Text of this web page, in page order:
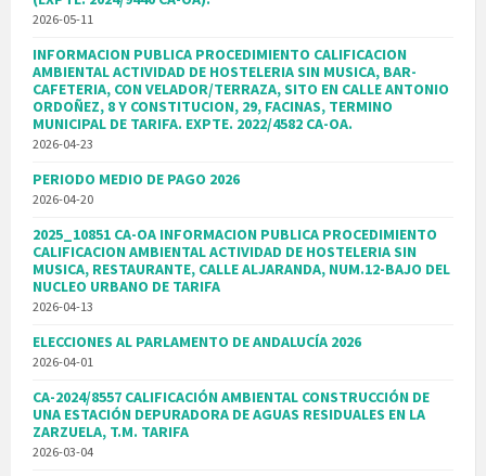
2026-05-11
INFORMACION PUBLICA PROCEDIMIENTO CALIFICACION
AMBIENTAL ACTIVIDAD DE HOSTELERIA SIN MUSICA, BAR-
CAFETERIA, CON VELADOR/TERRAZA, SITO EN CALLE ANTONIO
ORDOÑEZ, 8 Y CONSTITUCION, 29, FACINAS, TERMINO
MUNICIPAL DE TARIFA. EXPTE. 2022/4582 CA-OA.
2026-04-23
PERIODO MEDIO DE PAGO 2026
2026-04-20
2025_10851 CA-OA INFORMACION PUBLICA PROCEDIMIENTO
CALIFICACION AMBIENTAL ACTIVIDAD DE HOSTELERIA SIN
MUSICA, RESTAURANTE, CALLE ALJARANDA, NUM.12-BAJO DEL
NUCLEO URBANO DE TARIFA
2026-04-13
ELECCIONES AL PARLAMENTO DE ANDALUCÍA 2026
2026-04-01
CA-2024/8557 CALIFICACIÓN AMBIENTAL CONSTRUCCIÓN DE
UNA ESTACIÓN DEPURADORA DE AGUAS RESIDUALES EN LA
ZARZUELA, T.M. TARIFA
2026-03-04